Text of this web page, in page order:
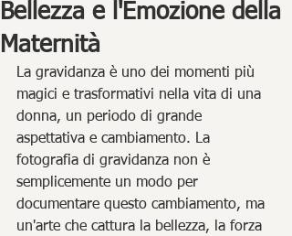
Bellezza e l'Emozione della
Maternità
La gravidanza è uno dei momenti più
magici e trasformativi nella vita di una
donna, un periodo di grande
aspettativa e cambiamento. La
fotografia di gravidanza non è
semplicemente un modo per
documentare questo cambiamento, ma
un'arte che cattura la bellezza, la forza